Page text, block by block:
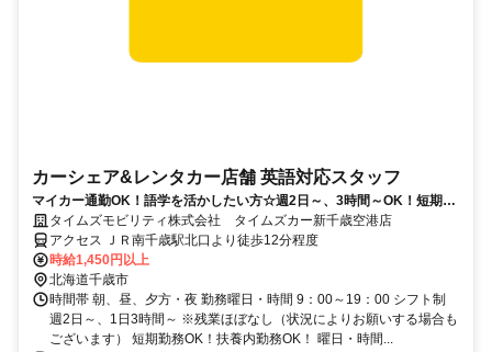
カーシェア&レンタカー店舗 英語対応スタッフ
マイカー通勤OK！語学を活かしたい方☆週2日～、3時間～OK！短期勤
務もOK！未経験者も大歓迎！
タイムズモビリティ株式会社 タイムズカー新千歳空港店
アクセス ＪＲ南千歳駅北口より徒歩12分程度
時給1,450円以上
北海道千歳市
時間帯 朝、昼、夕方・夜 勤務曜日・時間 9：00～19：00 シフト制
週2日～、1日3時間～ ※残業ほぼなし（状況によりお願いする場合も
ございます） 短期勤務OK！扶養内勤務OK！ 曜日・時間...